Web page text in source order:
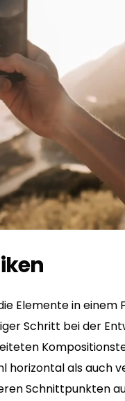
Elemente in einem
Schritt bei der
horizontal als auch
Schnittpunkten